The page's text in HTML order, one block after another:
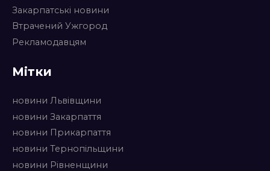
Закарпатські новини
Втрачений Ужгород
Рекламодавцям
Мітки
новини Львівщини
новини Закарпаття
новини Прикарпаття
новини Тернопільщини
новини Рівненщини